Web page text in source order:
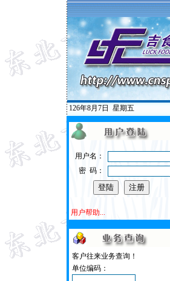
126年8月7日 星期五
用户名：
密 码：
用户帮助...
客户往来业务查询！
单位编码：